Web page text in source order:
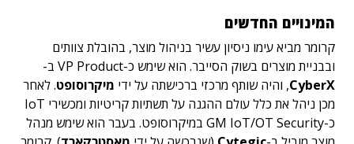
המינויים החדשים
קרומר מביא עימו ניסיון עשיר בניהול מוצר, בהובלת צוותים
ובבניית מוצרים בשוק הסייבר. הוא שימש כ-VP Product ב-
CyberX, והיה שותף מרכזי ברכישתה על ידי מיקרוסופט. לאחר
מכן ניהל את כלל עולם ההגנה על תשתיות קריטיות ומכשירי IoT
כ-GM IoT/OT Security במיקרוסופט. בעבר הוא שימש מנהל